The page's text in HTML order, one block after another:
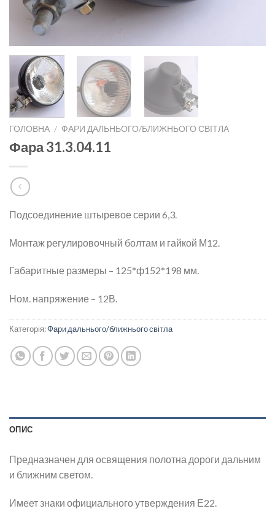
ГОЛОВНА / ФАРИ ДАЛЬНЬОГО/БЛИЖНЬОГО СВІТЛА
Фара 31.3.04.11
Подсоединение штыревое серии 6,3.
Монтаж регулировочный болтам и гайкой М12.
Габаритные размеры – 125*ф152*198 мм.
Ном. напряжение – 12В.
Категорія:Фари дальнього/ближнього світла
ОПИС
Предназначен для освящения полотна дороги дальним
и ближним светом.
Имеет знаки официального утверждения Е22.